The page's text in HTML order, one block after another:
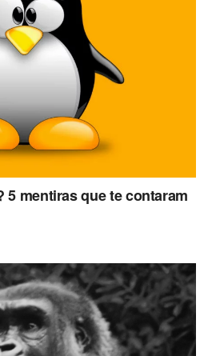
5 mentiras que te contaram